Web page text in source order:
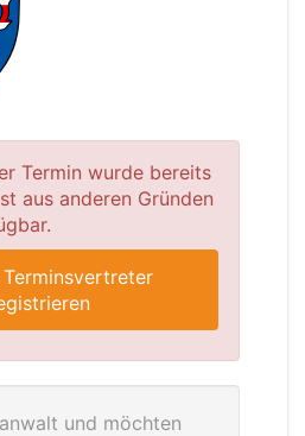
Termin wurde bereits
aus anderen Gründen
und möchten